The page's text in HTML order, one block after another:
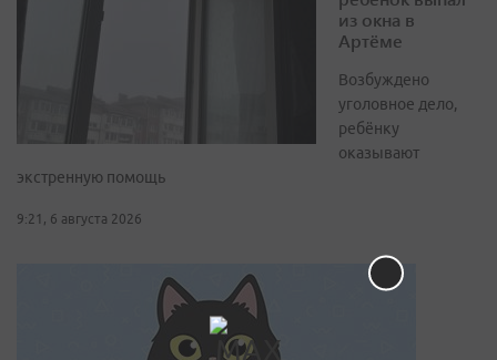
из окна в
Артёме
Возбуждено
уголовное дело,
ребёнку
оказывают
экстренную помощь
9:21, 6 августа 2026